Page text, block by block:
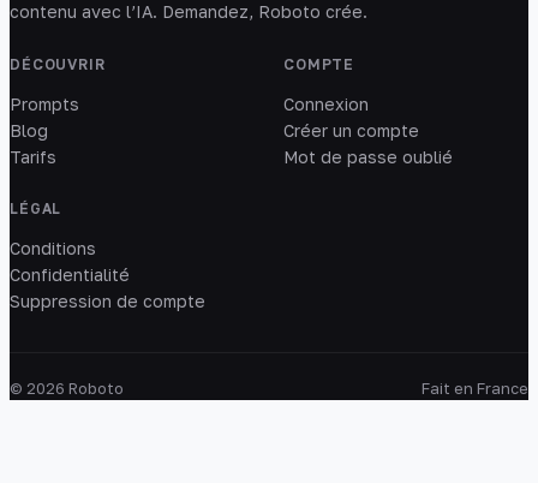
contenu avec l’IA. Demandez, Roboto crée.
DÉCOUVRIR
Prompts
Blog
Tarifs
COMPTE
Connexion
Créer un compte
Mot de passe oublié
LÉGAL
Conditions
Confidentialité
Suppression de compte
© 2026 Roboto Fait en France